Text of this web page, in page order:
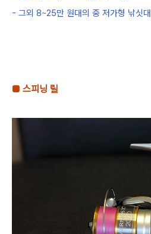
- 그외 8~25만 원대의 중 저가형 낚싯대
■ 스피닝 릴